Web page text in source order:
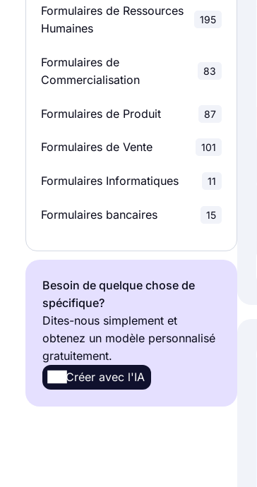
Sondages scolaires
Sondages marketing
Sondages produit 23
Sondages de Recherche 19
Formulaires de Ressources
Humaines
195
Formulaires de
Commercialisation
83
Formulaires de Produit 87
Formulaires de Vente 101
Formulaires Informatiques 11
Formulaires bancaires 15
Besoin de quelque chose de
spécifique?
Dites-nous simplement et
obtenez un modèle personnalisé
gratuitement.
Créer avec l'IA